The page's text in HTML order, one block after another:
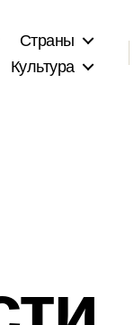
Страны
Культура